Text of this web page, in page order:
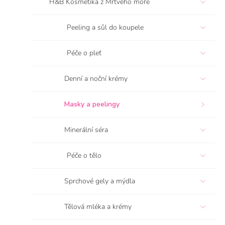
Peeling a sůl do koupele
Péče o pleť
Denní a noční krémy
Masky a peelingy
Minerální séra
Péče o tělo
Sprchové gely a mýdla
Tělová mléka a krémy